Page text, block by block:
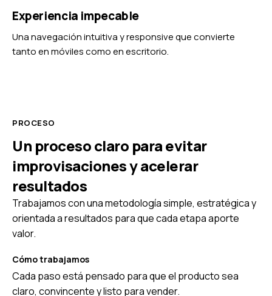
Experiencia impecable
Una navegación intuitiva y responsive que convierte
tanto en móviles como en escritorio.
PROCESO
Un proceso claro para evitar
improvisaciones y acelerar
resultados
Trabajamos con una metodología simple, estratégica y
orientada a resultados para que cada etapa aporte
valor.
Cómo trabajamos
Cada paso está pensado para que el producto sea
claro, convincente y listo para vender.